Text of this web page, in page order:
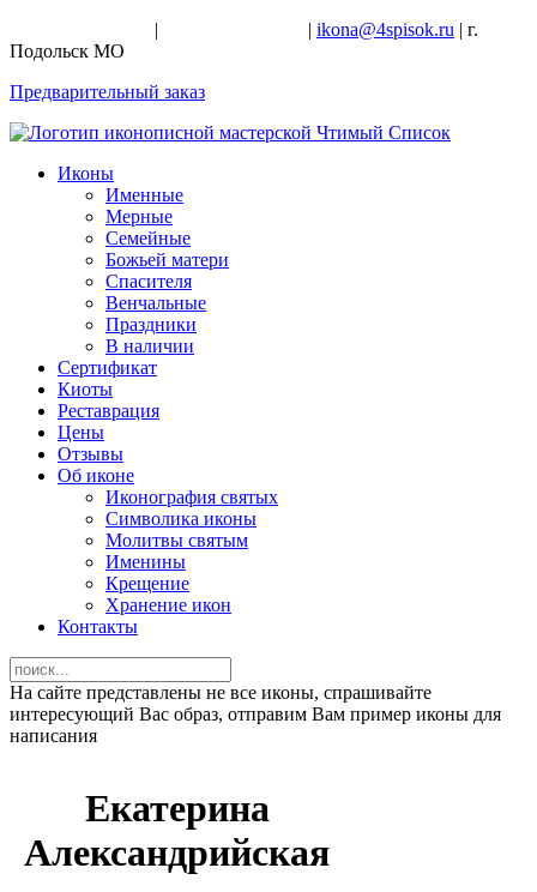
| | ikona@4spisok.ru | г.
Подольск МО
Предварительный заказ
Иконы
Именные
Мерные
Семейные
Божьей матери
Спасителя
Венчальные
Праздники
В наличии
Сертификат
Киоты
Реставрация
Цены
Отзывы
Об иконе
Иконография святых
Символика иконы
Молитвы святым
Именины
Крещение
Хранение икон
Контакты
На сайте представлены не все иконы, спрашивайте
интересующий Вас образ, отправим Вам пример иконы для
написания
Екатерина
Александрийская